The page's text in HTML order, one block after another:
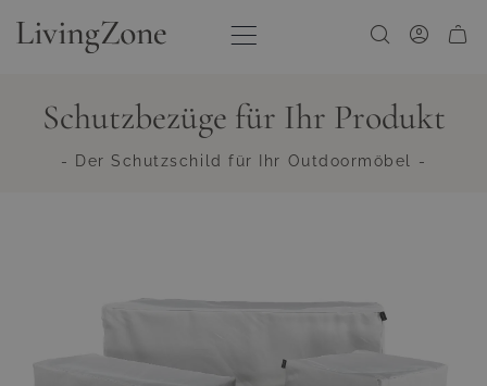
Schutzbezüge für Ihr Produkt
- Der Schutzschild für Ihr Outdoormöbel -